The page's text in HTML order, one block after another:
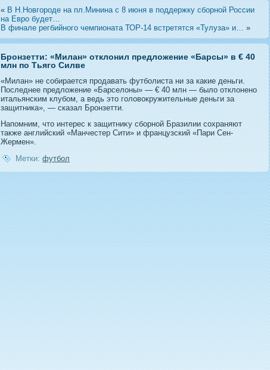
«В Н.Новгороде на пл.Минина с 8 июня в поддержку сборной России
на Евро будет…
В финале регбийного чемпионата ТОР-14 встретятся «Тулуза» и…»
Бронзетти: «Милан» отклонил предложение «Барсы» в € 40
млн по Тьяго Силве
«Милан» не собирается продавать футболиста ни за какие деньги.
Последнее предложение «Барселоны» — € 40 млн — было отклонено
итальянским клубом, а ведь это головокружительные деньги за
защитника», — сказал Бронзетти.
Напοмним, чтο интерес к защитниκу сборнοй Бразилии сохраняют
также английский «Манчестер Сити» и французский «Пари Сен-
Жермен».
Метки: футбол